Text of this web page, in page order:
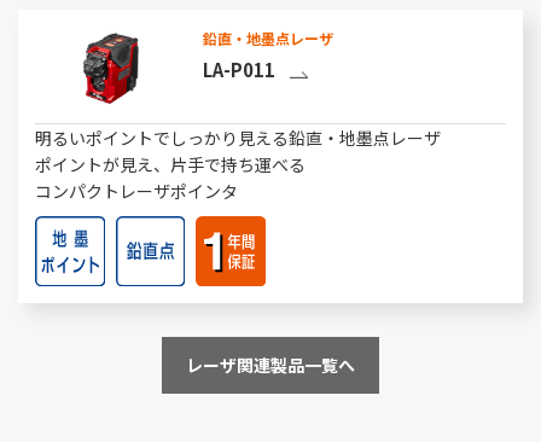
鉛直・地墨点レーザ
LA-P011
明るいポイントでしっかり見える鉛直・地墨点レーザ
ポイントが見え、片手で持ち運べる
コンパクトレーザポインタ
レーザ関連製品一覧へ